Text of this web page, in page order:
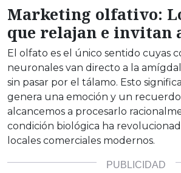
Marketing olfativo:
que relajan e invitan
El olfato es el único sentido cuyas
neuronales van directo a la
sin pasar por el tálamo. Esto
genera una emoción y un
alcancemos a procesarlo
condición biológica ha
locales comerciales modernos.